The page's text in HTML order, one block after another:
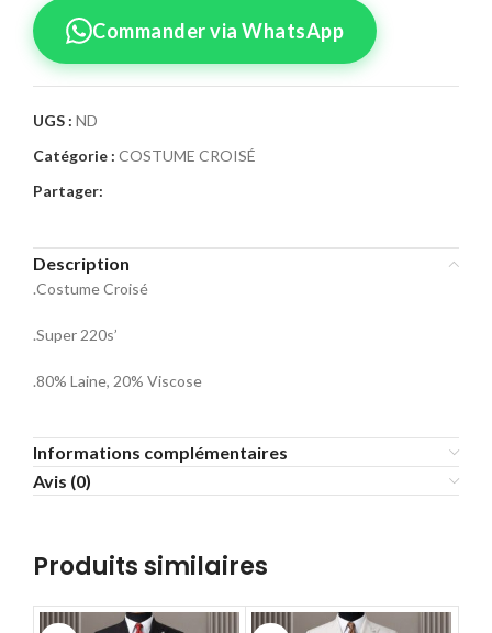
Sélectionnez la taille pour le produit
Taille Costume
46
52 54
Commander via WhatsApp
UGS : ND
Catégorie : COSTUME CROISÉ
Partager:
Description
.Costume Croisé
.Super 220s’
.80% Laine, 20% Viscose
Informations complémentaires
Avis (0)
Produits similaires